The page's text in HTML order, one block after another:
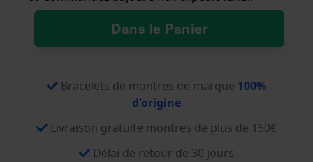
Dans le Panier
Bracelets de montres de marque 100%
d'origine
Livraison gratuite montres de plus de 150€
Délai de retour de 30 jours